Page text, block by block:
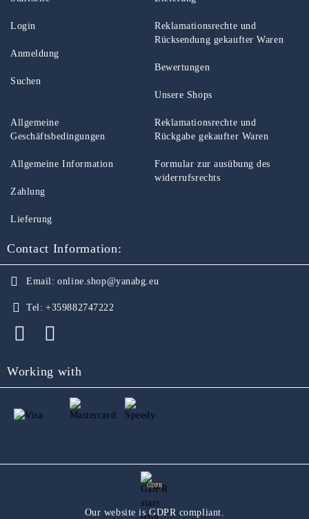
Login
Anmeldung
Suchen
Reklamationsrechte und
Rücksendung gekaufter Waren
Bewertungen
Unsere Shops
Allgemeine
Geschäftsbedingungen
Allgemeine Information
Zahlung
Lieferung
Reklamationsrechte und
Rückgabe gekaufter Waren
Formular zur ausübung des
widerrufsrechts
Contact Information:
Email: online.shop@yanabg.eu
Tel: +359882747222
Working with
GDPR
Our website is GDPR compliant.